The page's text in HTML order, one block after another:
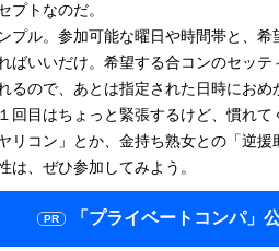
プトなのだ。
プル。参加可能な曜日や時間帯と、
ばいいだけ。希望する合コンのセッ
るので、あとは指定された日時におめ
回目はちょっと緊張するけど、慣れ
リコン」とか、金持ち熟女との「逆
は、ぜひ参加してみよう。
「プライベートコンパ」